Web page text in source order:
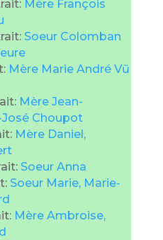
Mère François
Soeur Colomban
Mère Marie André Vũ
Mère Jean-
Choupot
Mère Daniel,
Soeur Anna
Soeur Marie, Marie-
Mère Ambroise,